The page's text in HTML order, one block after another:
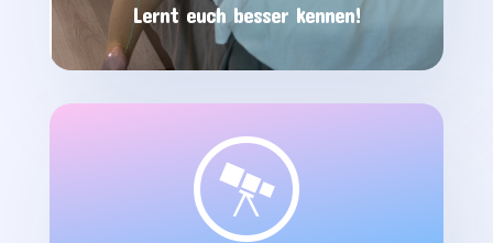
Lernt euch besser kennen!
